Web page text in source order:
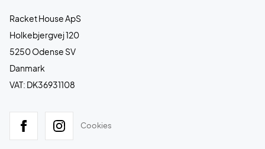
Racket House ApS
Holkebjergvej 120
5250 Odense SV
Danmark
VAT: DK36931108
Cookies